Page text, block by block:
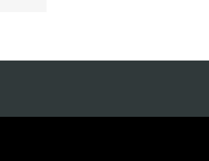
https://kymasgestao.com.br/conteudo/